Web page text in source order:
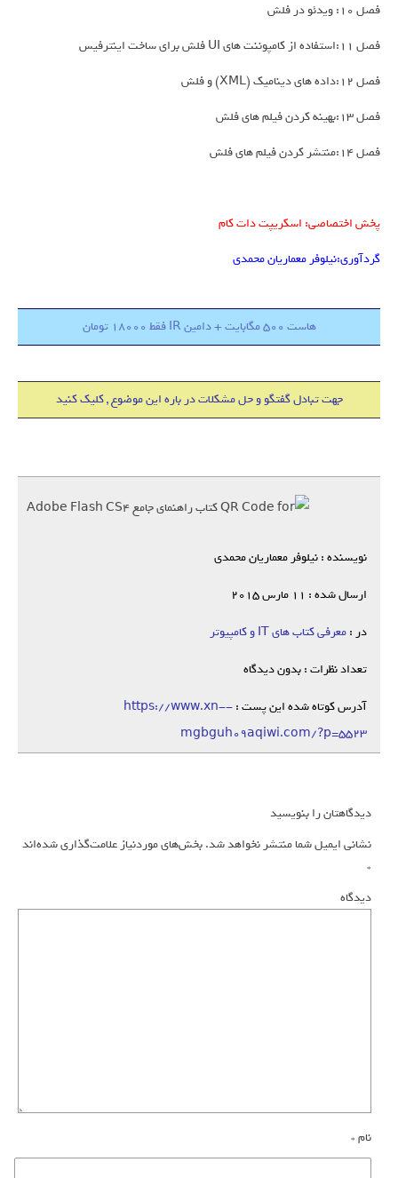
فصل 10: ویدئو در فلش
فصل 11:استفاده از کامپوننت های UI فلش برای ساخت اینترفیس
فصل 12:داده های دینامیک (XML) و فلش
فصل 13:بهینه کردن فیلم های فلش
فصل 14:منتشر کردن فیلم های فلش
پخش اختصاصی: اسکریپت دات کام
گردآوری:نیلوفر معماریان محمدی
هاست 500 مگابایت + دامین IR فقط 18000 تومان
جهت تبادل گفتگو و حل مشکلات در باره این موضوع , کلیک کنید
نویسنده : نیلوفر معماریان محمدی
ارسال شده : 11 مارس 2015
در :معرفی کتاب های IT و کامپیوتر
تعداد نظرات : بدون دیدگاه
آدرس کوتاه شده این پست :https://www.xn--
mgbguh09aqiwi.com/?p=5523
دیدگاهتان را بنویسید
نشانی ایمیل شما منتشر نخواهد شد.بخش‌های موردنیاز علامت‌گذاری شده‌اند
*
دیدگاه
نام*